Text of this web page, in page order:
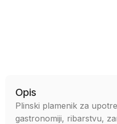
Opis
Plinski plamenik za
gastronomiji, ribarstvu,